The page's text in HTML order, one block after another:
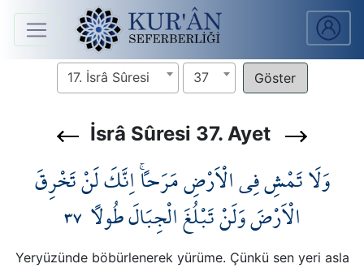
Anasayfa
Ders
V.
Notları
17. İsrâ Sûresi 37
İsrâ Sûresi 37. Ayet
وَلَا تَمْشِ فِي الْاَرْضِ مَرَحاًۚ اِنَّكَ لَنْ تَخْرِقَ
الْاَرْضَ وَلَنْ تَبْلُغَ الْجِبَالَ طُولاً٣٧
Yeryüzünde böbürlenerek yürüme. Çünkü sen yeri asla